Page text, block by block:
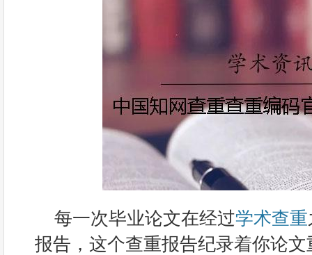
每一次毕业论文在经过学术查重
报告，这个查重报告纪录着你论